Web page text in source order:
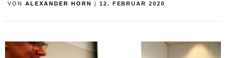
VON ALEXANDER HORN 12. FEBRUAR 2020